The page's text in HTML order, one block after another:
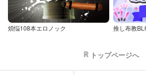
煩悩108本エロノック 推し布教BL
トップページへ